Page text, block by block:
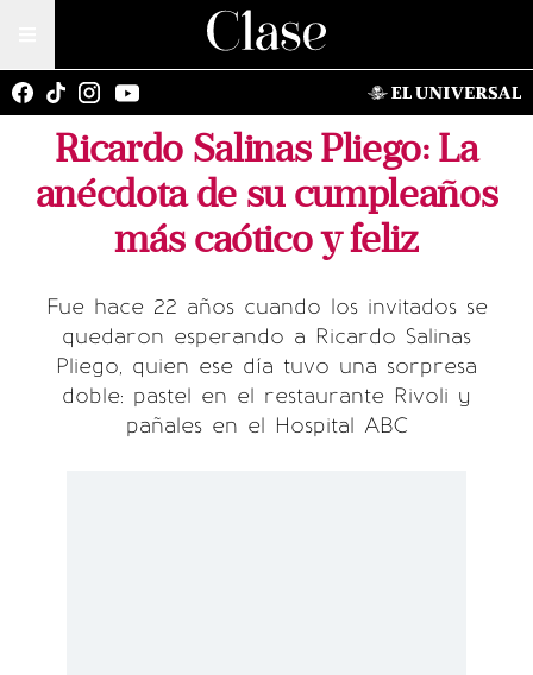
Ricardo Salinas Pliego: La
anécdota de su cumpleaños
más caótico y feliz
Fue hace 22 años cuando los invitados se
quedaron esperando a Ricardo Salinas
Pliego, quien ese día tuvo una sorpresa
doble: pastel en el restaurante Rivoli y
pañales en el Hospital ABC